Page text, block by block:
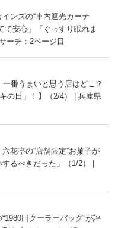
ンズの“車内遮光カーテ
安心」「ぐっすり眠れま
ーチ：2ページ目
番うまいと思う店はどこ？
の日」！】（2/4） | 兵庫県
花亭の“店舗限定”お菓子が
るべきだった」（1/2） |
円クーラーバッグ”が評